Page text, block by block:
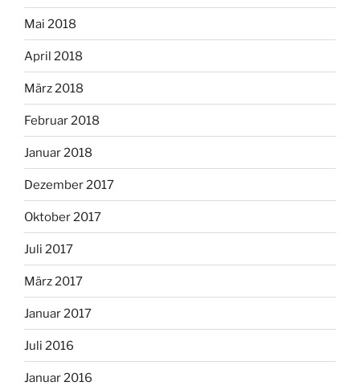
Mai 2018
April 2018
März 2018
Februar 2018
Januar 2018
Dezember 2017
Oktober 2017
Juli 2017
März 2017
Januar 2017
Juli 2016
Januar 2016